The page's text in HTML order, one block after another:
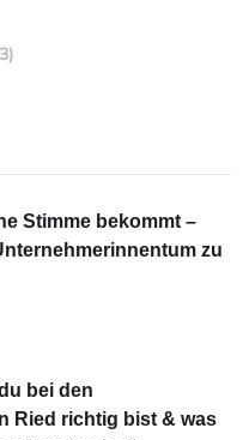
Stimme bekommt –
zu
bei den
Ried richtig bist & was